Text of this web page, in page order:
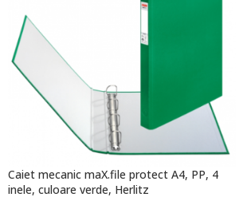
Caiet mecanic maX.file protect A4, PP, 4
inele, culoare verde, Herlitz